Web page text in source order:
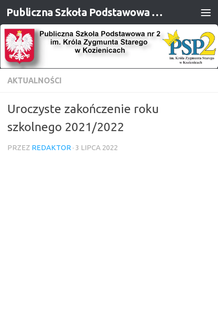
Przejdź do treści Publiczna Szkoła Podstawowa nr 2 im. Króla Zygmunta Starego w Kozienicach
AKTUALNOŚCI
Uroczyste zakończenie roku
szkolnego 2021/2022
PRZEZ REDAKTOR · 3 LIPCA 2022